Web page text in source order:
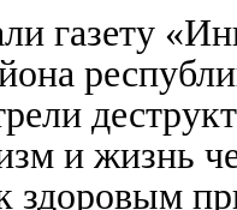
газету
и жизнь
здоровым